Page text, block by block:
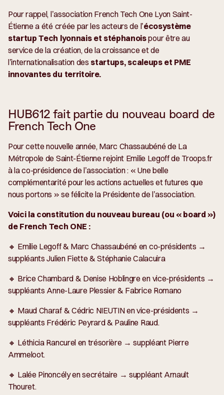
Pour rappel, l’association French Tech One Lyon Saint-
Étienne a été créée par les acteurs de l’écosystème
startup Tech lyonnais et stéphanoispour être au
service de la création, de la croissance et de
l’internationalisation des startups, scaleups et PME
innovantes du territoire.
HUB612 fait partie du nouveau board de
French Tech One
Pour cette nouvelle année, Marc Chassaubéné de La
Métropole de Saint-Étienne rejoint Emilie Legoff de Troops.fr
à la co-présidence de l’association : « Une belle
complémentarité pour les actions actuelles et futures que
nous portons » se félicite la Présidente de l’association.
Voici la constitution du nouveau bureau (ou « board »)
de French Tech ONE :
🔸 Emilie Legoff & Marc Chassaubéné en co-présidents →
suppléants Julien Fiette & Stéphanie Calacuira
🔸 Brice Chambard & Denise Hoblingre en vice-présidents →
suppléants Anne-Laure Plessier & Fabrice Romano
🔸 Maud Charaf & Cédric NIEUTIN en vice-présidents →
suppléants Frédéric Peyrard & Pauline Raud.
🔸 Léthicia Rancurel en trésorière → suppléant Pierre
Ammeloot.
🔸 Lalée Pinoncély en secrétaire → suppléant Arnault
Thouret.